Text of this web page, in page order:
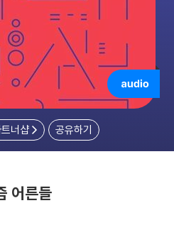
너샵 공유하기
어른들